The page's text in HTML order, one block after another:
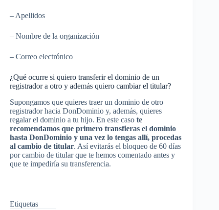
– Apellidos
– Nombre de la organización
– Correo electrónico
¿Qué ocurre si quiero transferir el dominio de un
registrador a otro y además quiero cambiar el titular?
Supongamos que quieres traer un dominio de otro
registrador hacia DonDominio y, además, quieres
regalar el dominio a tu hijo. En este caso te
recomendamos que primero transfieras el dominio
hasta DonDominio y una vez lo tengas allí, procedas
al cambio de titular. Así evitarás el bloqueo de 60 días
por cambio de titular que te hemos comentado antes y
que te impediría su transferencia.
Etiquetas